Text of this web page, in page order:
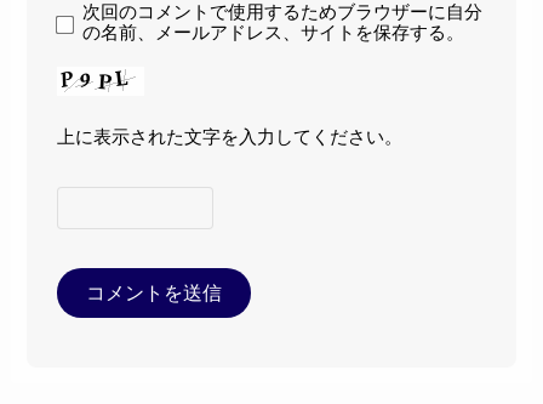
次回のコメントで使用するためブラウザーに自分
の名前、メールアドレス、サイトを保存する。
上に表示された文字を入力してください。